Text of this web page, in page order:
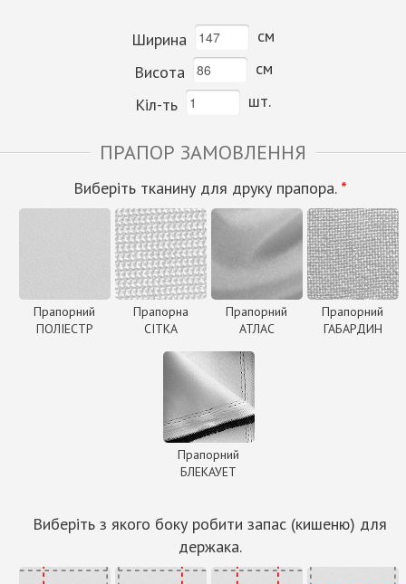
Ширина
см
Висота
см
Кіл-ть
шт.
ПРАПОР ЗАМОВЛЕННЯ
Виберіть тканину для друку прапора. *
Прапорний
ПОЛІЕСТР
Прапорна
СІТКА
Прапорний
АТЛАС
Прапорний
ГАБАРДИН
Прапорний
БЛЕКАУЕТ
Виберіть з якого боку робити запас (кишеню) для
держака.